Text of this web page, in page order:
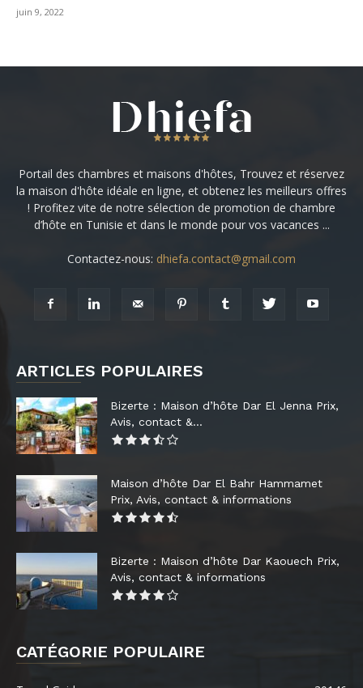
juin 9, 2022
Portail des chambres et maisons d'hôtes, Trouvez et réservez
la maison d'hôte idéale en ligne, et obtenez les meilleurs offres
! Profitez vite de notre sélection de promotion de chambre
d’hôte en Tunisie et dans le monde pour vos vacances ...
Contactez-nous: dhiefa.contact@gmail.com
ARTICLES POPULAIRES
Bizerte : Maison d’hôte Dar El Jenna Prix,
Avis, contact &...
Maison d’hôte Dar El Bahr Hammamet
Prix, Avis, contact & informations
Bizerte : Maison d’hôte Dar Kaouech Prix,
Avis, contact & informations
CATÉGORIE POPULAIRE